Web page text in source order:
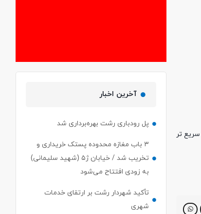
رشت توسعه هر چه سریع تر
آخرین اخبار
پل رودباری رشت بهره‌برداری شد
۳ باب مغازه محدوده پستک خریداری و
تخریب شد / خیابان ژ۵ (شهید سلیمانی)
به زودی افتتاح می‌شود
تأکید شهردار رشت بر ارتقای خدمات
شهری